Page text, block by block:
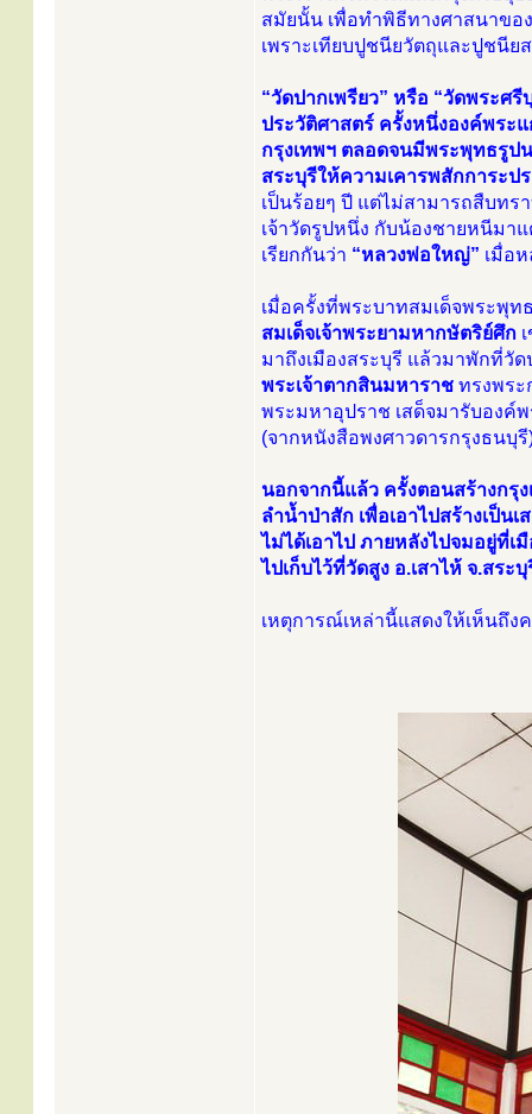
สมัยนั้น เพื่อทำพิธีทางศาสนาขอ
เพราะเทียบปูชนียวัตถุและปูชนีย
“วัดปากเพรียว” หรือ “วัดพระศ
ประวัติศาสตร์ ครั้งหนึ่งองค์พระ
กรุงเทพฯ ตลอดจนมีพระพุทธรูป
สระบุรีให้ความเคารพสักการะป
เป็นร้อยๆ ปี แต่ไม่สามารถสืบทร
เจ้าวัดรูปหนึ่ง กับน้องชายหนีมา
เรียกกันว่า “หลวงพ่อใหญ่” เมื่อ
เมื่อครั้งที่พระบาทสมเด็จพระพุ
สมเด็จเจ้าพระยามหากษัตริย์ศึก
มาถึงเมืองสระบุรี แล้วมาพักที่วั
พระเจ้าตากสินมหาราช ทรงพระ
พระมหาอุปราช เสด็จมารับองค์
(จากหนังสือพงศาวดารกรุงธนบุรี
นอกจากนี้แล้ว ครั้งตอนสร้างกรุ
ลำน้ำป่าสัก เพื่อเอาไปสร้างเป็น
ไม่ได้เอาไป ภายหลังไปจมอยู่ที่
ไปเก็บไว้ที่วัดสูง อ.เสาไห้ จ.สระ
เหตุการณ์เหล่านี้แสดงให้เห็นถึ